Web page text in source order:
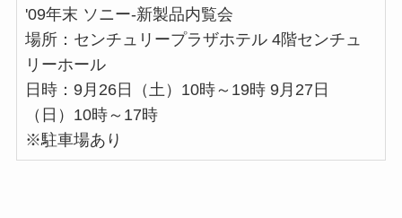
'09年末 ソニー-新製品内覧会
場所：センチュリープラザホテル 4階センチュ
リーホール
日時：9月26日（土）10時～19時 9月27日
（日）10時～17時
※駐車場あり